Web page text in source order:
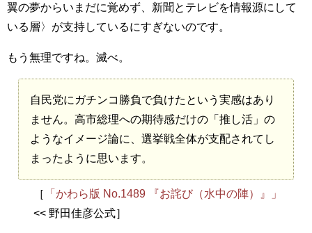
翼の夢からいまだに覚めず、新聞とテレビを情報源にして
いる層〉が支持しているにすぎないのです。
もう無理ですね。滅べ。
自民党にガチンコ勝負で負けたという実感はあり
ません。高市総理への期待感だけの「推し活」の
ようなイメージ論に、選挙戦全体が支配されてし
まったように思います。
［
「かわら版 No.1489 『お詫び（水中の陣）』」
<< 野田佳彦公式］